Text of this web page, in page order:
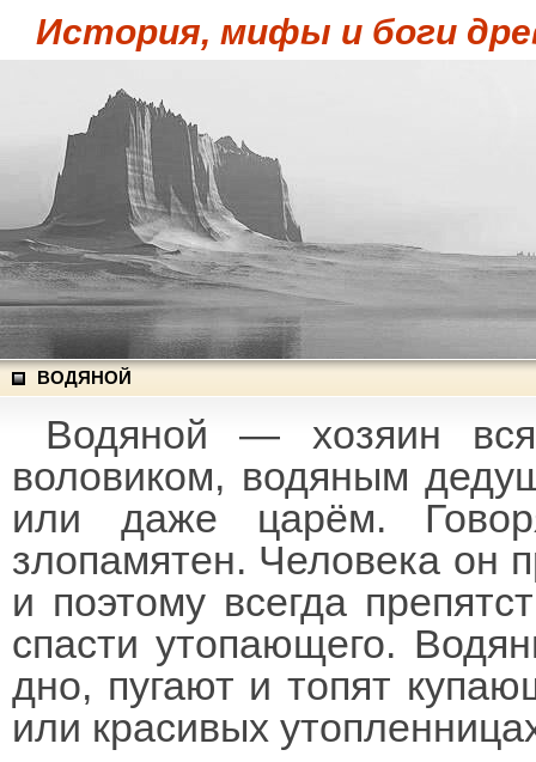
История, мифы и боги
ВОДЯНОЙ
Водяной — хозяин
воловиком, водяным
или даже царём.
злопамятен. Человека он
и поэтому всегда
спасти утопающего.
дно, пугают и топят
или красивых